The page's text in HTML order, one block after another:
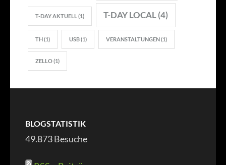
T-DAY AKTUELL (1) T-DAY LOCAL(4)
TH(1) USB(1) VERANSTALTUNGEN(1)
ZELLO(1)
BLOGSTATISTIK
49.873 Besuche